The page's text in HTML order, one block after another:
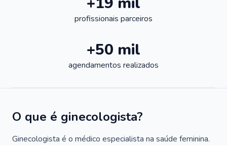
profissionais parceiros
+50 mil
agendamentos realizados
O que é ginecologista?
Ginecologista é o médico especialista na saúde feminina.